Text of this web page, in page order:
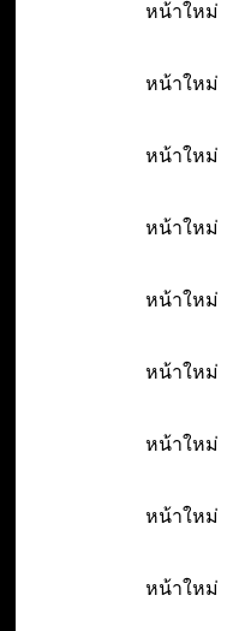
หน้าใหม่
หน้าใหม่
หน้าใหม่
หน้าใหม่
หน้าใหม่
หน้าใหม่
หน้าใหม่
หน้าใหม่
หน้าใหม่